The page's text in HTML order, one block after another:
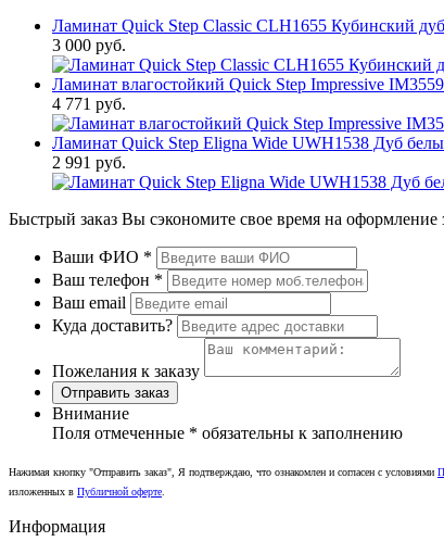
Ламинат Quick Step Classic CLH1655 Кубинский дуб
3 000 руб.
Ламинат влагостойкий Quick Step Impressive
4 771 руб.
Ламинат Quick Step Eligna Wide UWH1538 Дуб
2 991 руб.
Быстрый заказ Вы сэкономите свое время на оформление
Ваши ФИО *
Ваш телефон *
Ваш email
Куда доставить?
Пожелания к заказу
Отправить заказ
Внимание
Поля отмеченные * обязательны к заполнению
Нажимая кнопку "Отправить заказ", Я подтверждаю, что ознакомлен и согласен с условиями
изложенных в Публичной оферте.
Информация